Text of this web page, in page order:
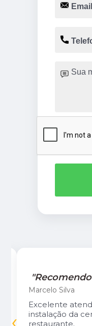
Marcelo Silva
Excelente
instalação da
restaurante.